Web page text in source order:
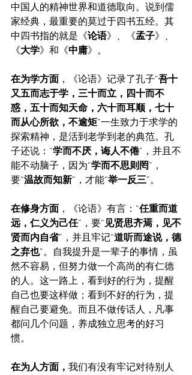
中国人的精神世界和道德取向。说到儒
家经典，最重要的莫过于四书五经。其
中四书指的就是《论语》、《孟子》、
《大学》和《中庸》。
在为学方面 ，《论语》记录了孔子“吾十
又五而志于学，三十而立，四十而不
惑，五十而知天命，六十而耳顺，七十
而从心所欲，不逾矩”一生致力于求学的
探索精神，是活到老学到老的典范。孔
子还说：“学而不厌，诲人不倦”，并且不
能不动脑子，因为“学而不思则罔”，
要“温故而知新”，才能“举一反三”。
在修身方面 ，《论语》有言：“任重而道
远，仁义为己任”，要“见贤思齐焉，见不
贤而内自省”，并且牢记“道听而途说，德
之弃也”。自我提升是一辈子的事情，虽
然不容易，但努力做一个高尚的有仁德
的人。这一路上，看到好的行为，提醒
自己也要这样做；看到不好的行为，提
醒自己要避免。而且不做传话人，凡事
都问几个问题，养成独立思考的好习
惯。
在为人方面， 我们有没有牢记对待别人